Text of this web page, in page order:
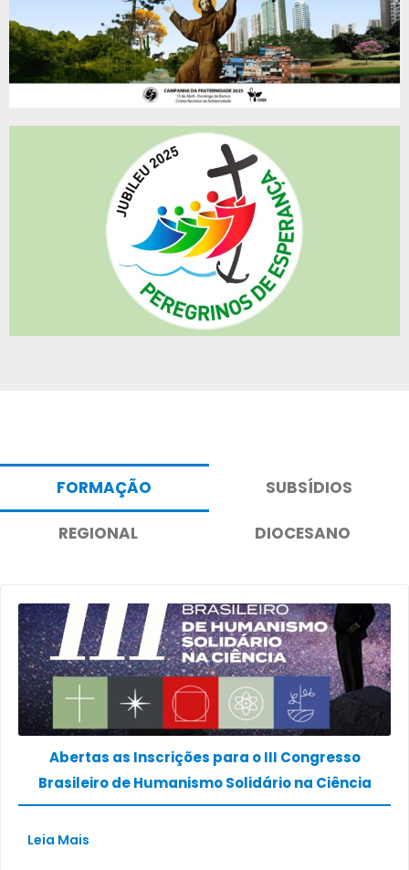
FORMAÇÃO SUBSÍDIOS
REGIONAL DIOCESANO
Abertas as Inscrições para o III Congresso
Brasileiro de Humanismo Solidário na Ciência
Leia Mais